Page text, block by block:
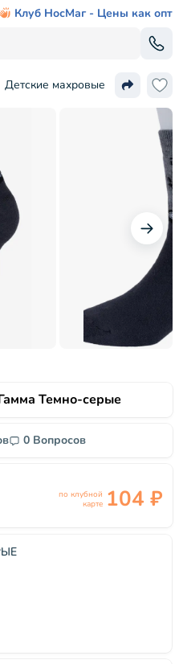
Клуб НосМаг - Цены как опт
Детские махровые носки
Темно-серые
0 Вопросов
по клубной
карте 104 ₽